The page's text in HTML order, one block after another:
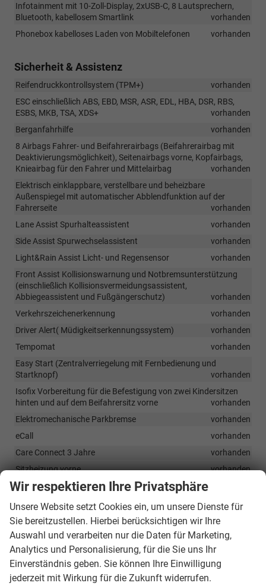
Infotainment mit 10-Zoll-Display, 2xUSB-C, 8 Lautsprechern,
Bluetooth, kabellosem Smartlink
vorhanden
Phonebox kabelloses Laden von Mobiltelefonen
vorhanden
Sicherheit & Assistenz
Reifendruckkontrollsystem (TPM+)
vorhanden
ESC einschließlich ABS, EBD, MSR, ASR, EDL, HBA, DSR, RBS,
ESBS, MKB, TSA, XDS+
vorhanden
Berganfahrhilfe
vorhanden
8 Airbags Fahrer- und Beifahrerairbags (Beifahrerairbag mit
Deaktivierungsmöglichkeit), Seitenairbags vorne, Kopfairbags,
Knieairbag für den Fahrer und Mittelairbag
vorhanden
Elektrisch einklappbare, verstellbare und beheizbare
Außenspiegel mit automatischer Abblendfunktion auf der
Fahrerseite
vorhanden
Lane Assist Spurhalteassistent
vorhanden
Side Assist Spurwechselassistent
vorhanden
Light&Rain Assist Licht- und Regensensor
vorhanden
Front Assist Kollisionswarnung und Notbremsunterstützung
(einschließlich Kollisionsvermeidungsassistent,
Abbiegeassistent und Fußgängerschutz)
vorhanden
Verkehrszeichenerkennung
vorhanden
Driver Alert( Müdigkeitserkennungssystem)
vorhanden
Tempomat
vorhanden
Easy Start (Zentralverriegelung mit Fernbedienung und
Startknopf)
vorhanden
Isofix Vorbereitung für die Befestigung von zwei Kindersitzen
hinten und auf dem Beifahrersitz vorne
vorhanden
Elektromechanische Parkbremse
vorhanden
eCall
vorhanden
Care Connect 3 Jahre
vorhanden
Sitzheizung vorne
vorhanden
Rückfahrkamera
Elektrische Heckklappe mit virtuellem Pedal
vorhanden
Automatisches Umschalten der Fernlichter
vorhanden
Parksensoren hinten und vorne
vorhanden
Driving Mode Select (Fahrprofilauswahl)
vorhanden
KESSY und Alarmanlage
vorhanden
Wir respektieren Ihre Privatsphäre
Unsere Website setzt Cookies ein, um unsere Dienste für
Sie bereitzustellen. Hierbei berücksichtigen wir Ihre
Auswahl und verarbeiten nur die Daten für Marketing,
Analytics und Personalisierung, für die Sie uns Ihr
Einverständnis geben. Sie können Ihre Einwilligung
jederzeit mit Wirkung für die Zukunft widerrufen.